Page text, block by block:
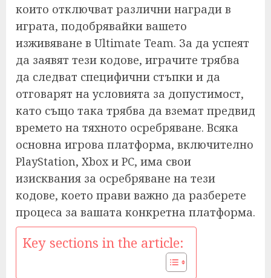
които отключват различни награди в
играта, подобрявайки вашето
изживяване в Ultimate Team. За да успеят
да заявят тези кодове, играчите трябва
да следват специфични стъпки и да
отговарят на условията за допустимост,
като също така трябва да вземат предвид
времето на тяхното осребряване. Всяка
основна игрова платформа, включително
PlayStation, Xbox и PC, има свои
изисквания за осребряване на тези
кодове, което прави важно да разберете
процеса за вашата конкретна платформа.
Key sections in the article: